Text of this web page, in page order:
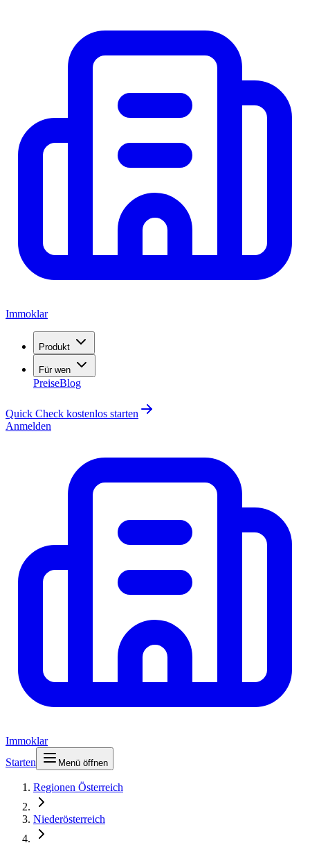
Immoklar
Produkt
Für wen
PreiseBlog
Quick Check kostenlos starten
Anmelden
Immoklar
Starten
Menü öffnen
Regionen Österreich
Niederösterreich